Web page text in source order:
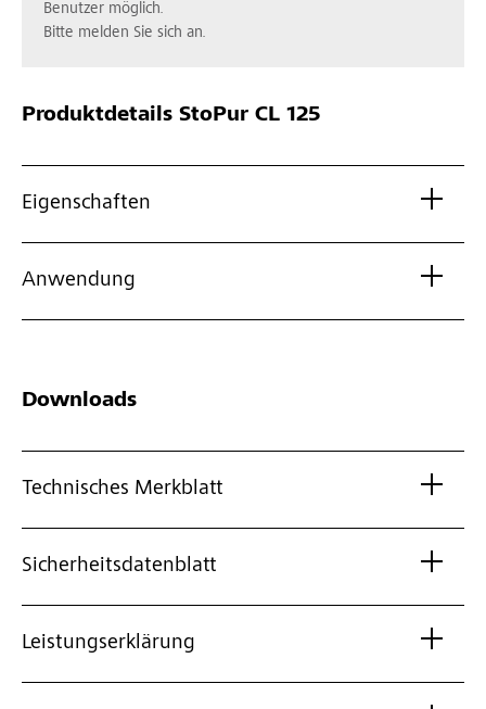
Benutzer möglich.
Bitte melden Sie sich an.
Produktdetails StoPur CL 125
Eigenschaften
Anwendung
Downloads
Technisches Merkblatt
Sicherheitsdatenblatt
Leistungserklärung